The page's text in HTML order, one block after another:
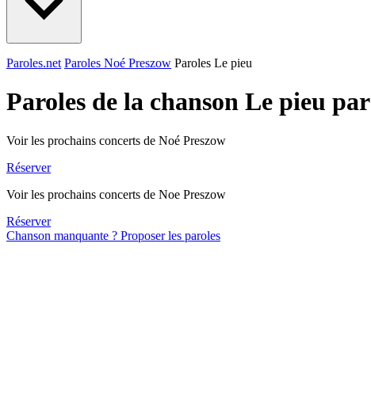
Paroles.net Paroles Noé Preszow Paroles Le pieu
Paroles de la chanson Le pieu par
Voir les prochains concerts de Noé Preszow
Réserver
Voir les prochains concerts de Noe Preszow
Réserver
Chanson manquante ? Proposer les paroles